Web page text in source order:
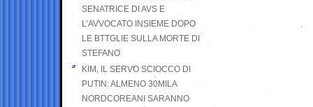
SENATRICE DI AVS E
L’AVVOCATO INSIEME DOPO
LE BTTGLIE SULLA MORTE DI
STEFANO
KIM, IL SERVO SCIOCCO DI
PUTIN: ALMENO 30MILA
NORDCOREANI SARANNO